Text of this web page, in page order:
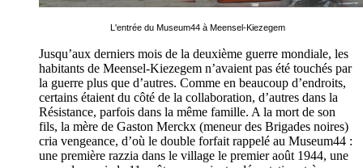
L'entrée du Museum44 à Meensel-Kiezegem
Jusqu’aux derniers mois de la deuxième guerre mondiale, les
habitants de Meensel-Kiezegem n’avaient pas été touchés par
la guerre plus que d’autres. Comme en beaucoup d’endroits,
certains étaient du côté de la collaboration, d’autres dans la
Résistance, parfois dans la même famille. A la mort de son
fils, la mère de Gaston Merckx (meneur des Brigades noires)
cria vengeance, d’où le double forfait rappelé au Museum44 :
une première razzia dans le village le premier août 1944, une